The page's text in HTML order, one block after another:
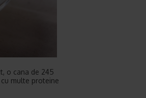
o cana de 245
multe proteine